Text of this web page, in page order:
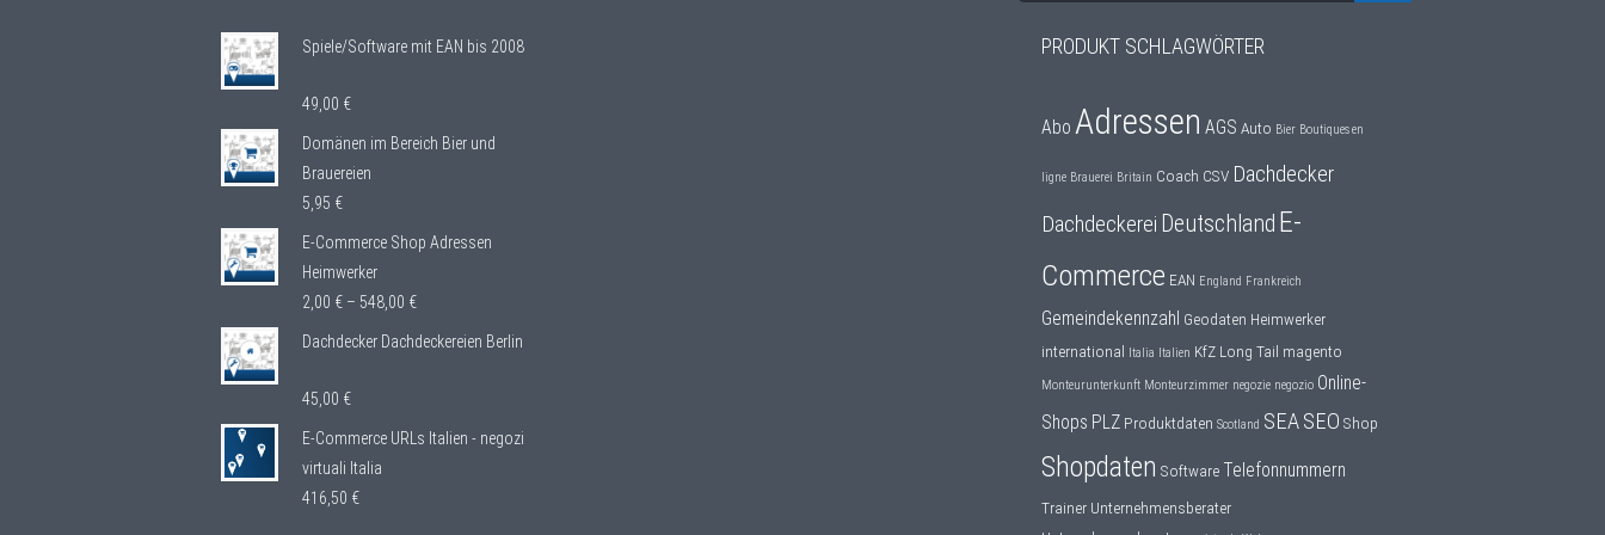
Spiele/Software mit EAN bis 2008
49,00 €
Domänen im Bereich Bier und
Brauereien
5,95 €
E-Commerce Shop Adressen
Heimwerker
2,00 € – 548,00 €
Dachdecker Dachdeckereien Berlin
45,00 €
E-Commerce URLs Italien - negozi
virtuali Italia
416,50 €
PRODUKT SCHLAGWÖRTER
Abo Adressen AGS Auto Bier Boutiques en
ligne Brauerei Britain Coach CSV Dachdecker
Dachdeckerei Deutschland E-
Commerce EAN England Frankreich
Gemeindekennzahl Geodaten Heimwerker
international Italia Italien KfZ Long Tail magento
Monteurunterkunft Monteurzimmer negozie negozio Online-
Shops PLZ Produktdaten Scotland SEASEO Shop
Shopdaten Software Telefonnummern
Trainer Unternehmensberater